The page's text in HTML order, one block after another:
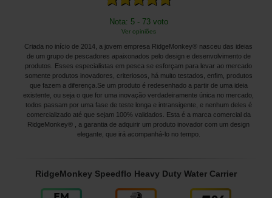
Nota: 5 - 73 voto
Ver opiniões
Criada no início de 2014, a jovem empresa RidgeMonkey® nasceu das ideias
de um grupo de pescadores apaixonados pelo design e desenvolvimento de
produtos. Esses especialistas em pesca se esforçam para levar ao mercado
somente produtos inovadores, criteriosos, há muito testados, enfim, produtos
que fazem a diferença.Se um produto é redesenhado a partir de uma ideia
existente, ou seja o que for uma inovação verdadeiramente única no mercado,
todos passam por uma fase de teste longa e intransigente, e nenhum deles é
comercializado até que sejam 100% validados. Esta é a marca comercial da
RidgeMonkey® , a garantia de adquirir um produto inovador com um design
elegante, que irá acompanhá-lo no tempo.
RidgeMonkey Speedflo Heavy Duty Water Carrier